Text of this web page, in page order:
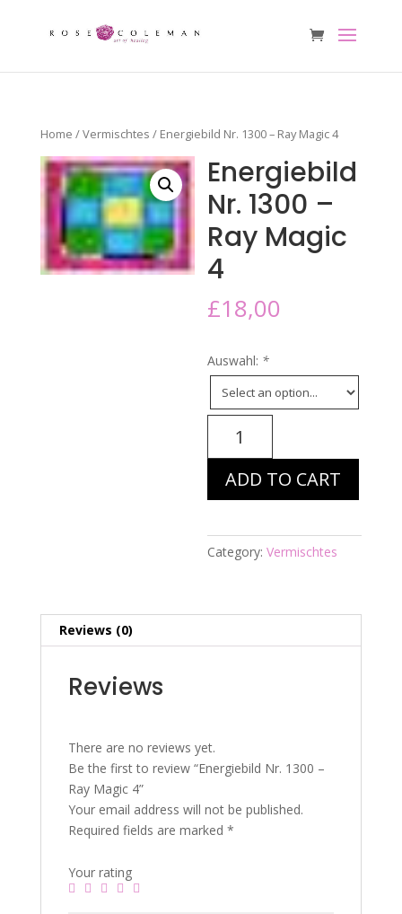
Home /Vermischtes / Energiebild Nr. 1300 – Ray Magic 4
Energiebild
Nr. 1300 –
Ray Magic
4
£18,00
Auswahl: *
4
ADD TO CART
Category:Vermischtes
Reviews (0)
Reviews
There are no reviews yet.
Be the first to review “Energiebild Nr. 1300 –
Ray Magic 4”
Your email address will not be published.
Required fields are marked *
Your rating